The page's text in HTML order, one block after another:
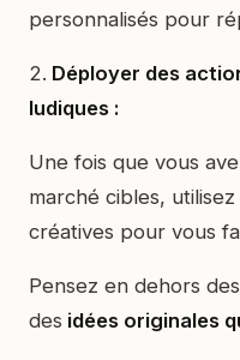
personnalisés pour
2. Déployer des
ludiques :
Une fois que vous
marché cibles,
créatives pour vous
Pensez en dehors
des idées originales